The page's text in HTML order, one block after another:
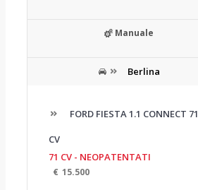
Manuale
Berlina
FORD FIESTA 1.1 CONNECT 71
CV
71 CV - NEOPATENTATI
€ 15.500